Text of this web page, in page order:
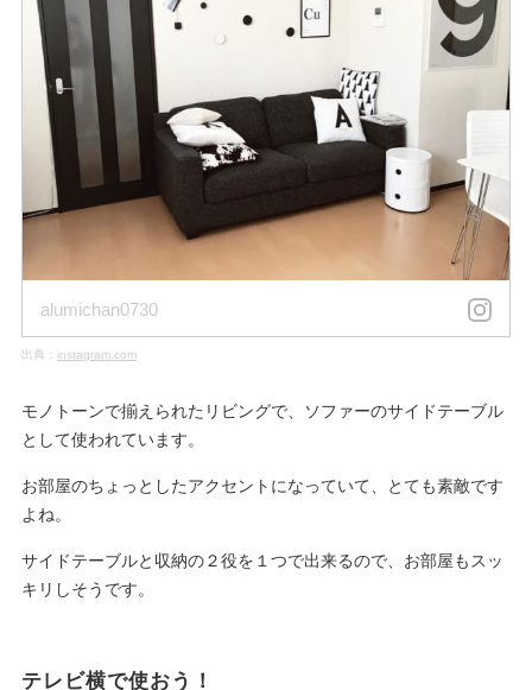
alumichan0730
出典： instagram.com
モノトーンで揃えられたリビングで、ソファーのサイドテーブル
として使われています。
お部屋のちょっとしたアクセントになっていて、とても素敵です
よね。
サイドテーブルと収納の２役を１つで出来るので、お部屋もスッ
キリしそうです。
テレビ横で使おう！